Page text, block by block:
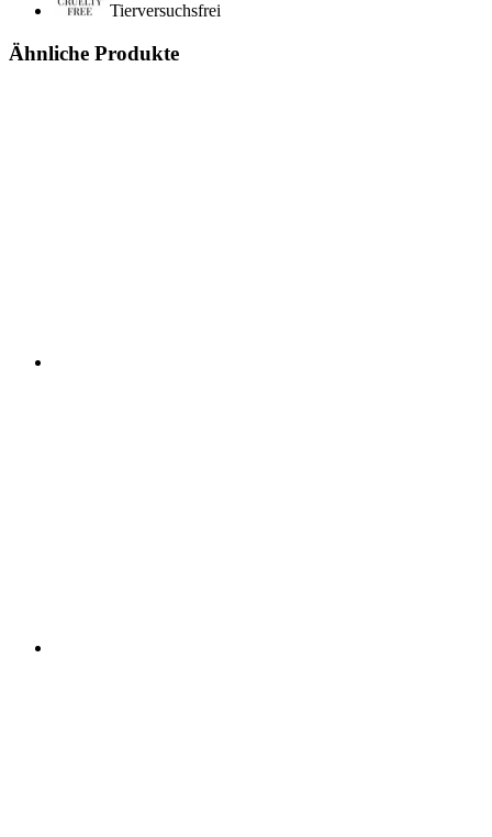
Tierversuchsfrei
Ähnliche Produkte